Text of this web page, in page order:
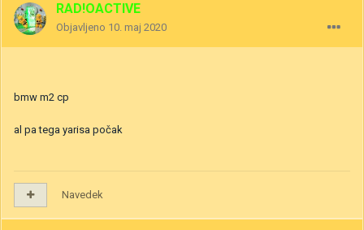
RAD!OACTIVE
Objavljeno 10. maj 2020
bmw m2 cp
al pa tega yarisa počak
Navedek